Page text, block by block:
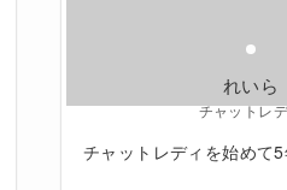
れいら
チャットレ
チャットレディを始めて5